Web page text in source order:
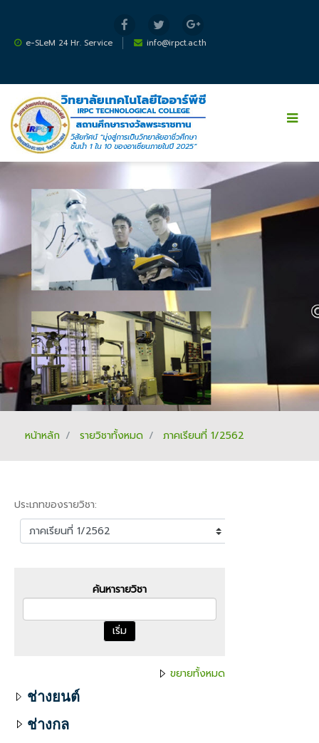
e-SLeM 24 Hr. Service info@irpct.ac.th
หน้าหลัก รายวิชาทั้งหมด ภาคเรียนที่ 1/2562
ประเภทของรายวิชา:
ค้นหารายวิชา
เริ่ม
ขยายทั้งหมด
ช่างยนต์
ช่างกล